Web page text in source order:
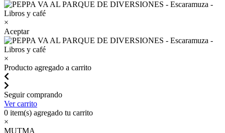
×
Aceptar
×
Producto agregado a carrito
Seguir comprando
Ver carrito
0 item(s) agregado tu carrito
×
MUTMA